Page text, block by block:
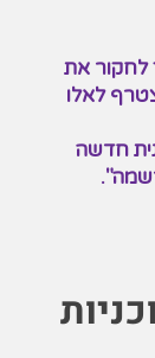
לחקור את
לאלו
חדשה